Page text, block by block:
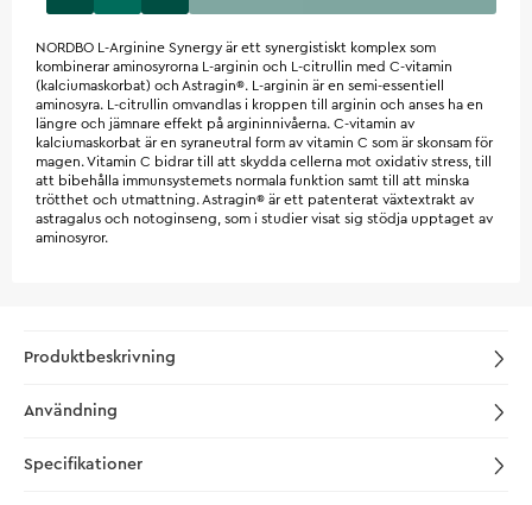
NORDBO L-Arginine Synergy är ett synergistiskt komplex som
kombinerar aminosyrorna L-arginin och L-citrullin med C-vitamin
(kalciumaskorbat) och Astragin®. L-arginin är en semi-essentiell
aminosyra. L-citrullin omvandlas i kroppen till arginin och anses ha en
längre och jämnare effekt på argininnivåerna. C-vitamin av
kalciumaskorbat är en syraneutral form av vitamin C som är skonsam för
magen. Vitamin C bidrar till att skydda cellerna mot oxidativ stress, till
att bibehålla immunsystemets normala funktion samt till att minska
trötthet och utmattning. Astragin® är ett patenterat växtextrakt av
astragalus och notoginseng, som i studier visat sig stödja upptaget av
aminosyror.
Produktbeskrivning
Användning
Specifikationer